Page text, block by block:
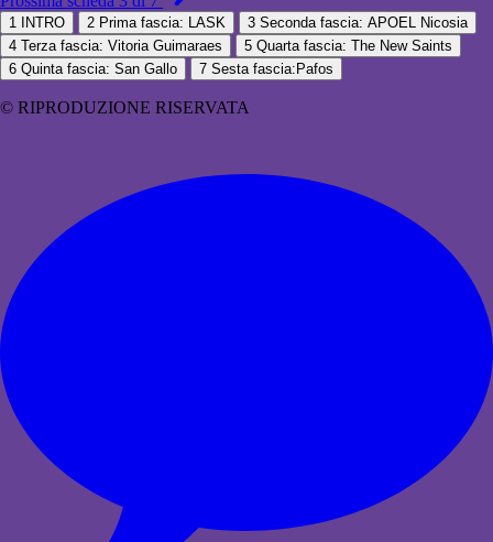
1 INTRO 2 Prima fascia: LASK 3 Seconda fascia: APOEL Nicosia
4 Terza fascia: Vitoria Guimaraes 5 Quarta fascia: The New Saints
6 Quinta fascia: San Gallo 7 Sesta fascia:Pafos
© RIPRODUZIONE RISERVATA